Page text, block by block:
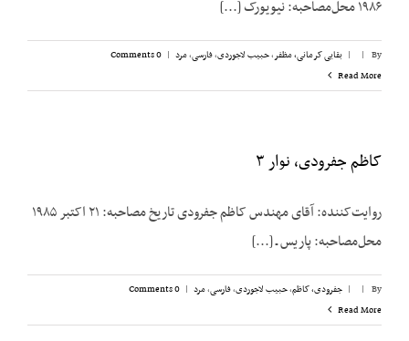
۱۹۸۶ محل‌مصاحبه: نیویورک [...]
By
|
| بقایی کرمانی، مظفر,حبیب لاجوردی,فارسی,مرد |
0 Comments
Read More
کاظم جفرودی، نوار ۳
روایت‌کننده: آقای مهندس کاظم جفرودی تاریخ مصاحبه: ۲۱ اکتبر ۱۹۸۵
محل‌مصاحبه: پاریس ـ [...]
By
|
| جفرودی، کاظم,حبیب لاجوردی,فارسی,مرد |
0 Comments
Read More